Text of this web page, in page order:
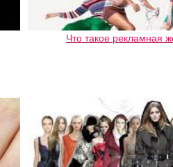
Что такое рекламная